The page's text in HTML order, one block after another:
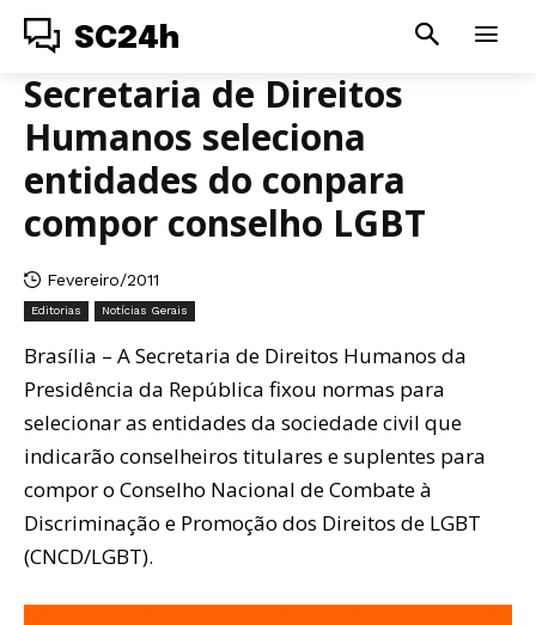
SC24h
Secretaria de Direitos
Humanos seleciona
entidades do conpara
compor conselho LGBT
Fevereiro/2011
Editorias Notícias Gerais
Brasília – A Secretaria de Direitos Humanos da
Presidência da República fixou normas para
selecionar as entidades da sociedade civil que
indicarão conselheiros titulares e suplentes para
compor o Conselho Nacional de Combate à
Discriminação e Promoção dos Direitos de LGBT
(CNCD/LGBT).